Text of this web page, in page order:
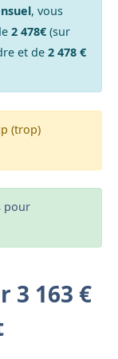
, vous
2 478€(sur
et de 2 478 €
(trop)
pour
3 163 €